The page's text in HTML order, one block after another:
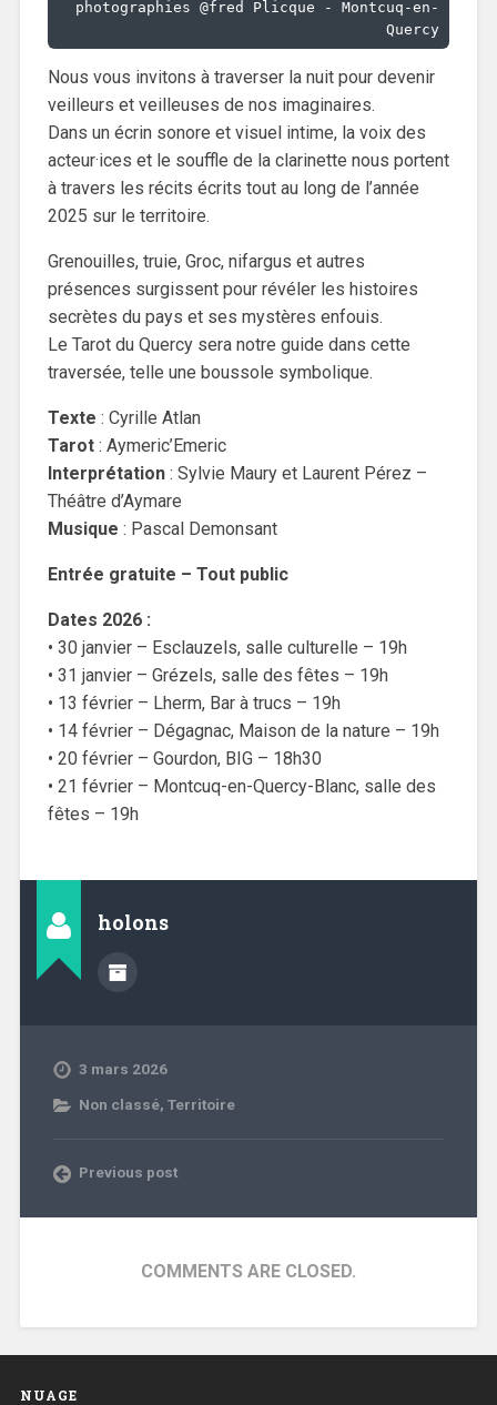
Quercy
Nous vous invitons à traverser la nuit pour devenir
veilleurs et veilleuses de nos imaginaires.
Dans un écrin sonore et visuel intime, la voix des
acteur·ices et le souffle de la clarinette nous portent
à travers les récits écrits tout au long de l’année
2025 sur le territoire.
Grenouilles, truie, Groc, nifargus et autres
présences surgissent pour révéler les histoires
secrètes du pays et ses mystères enfouis.
Le Tarot du Quercy sera notre guide dans cette
traversée, telle une boussole symbolique.
Texte : Cyrille Atlan
Tarot: Aymeric’Emeric
Interprétation: Sylvie Maury et Laurent Pérez –
Théâtre d’Aymare
Musique : Pascal Demonsant
Entrée gratuite – Tout public
Dates 2026 :
• 30 janvier – Esclauzels, salle culturelle – 19h
• 31 janvier – Grézels, salle des fêtes – 19h
• 13 février – Lherm, Bar à trucs – 19h
• 14 février – Dégagnac, Maison de la nature – 19h
• 20 février – Gourdon, BIG – 18h30
• 21 février – Montcuq-en-Quercy-Blanc, salle des
fêtes – 19h
holons
3 mars 2026
Non classé, Territoire
Previous post
COMMENTS ARE CLOSED.
NUAGE